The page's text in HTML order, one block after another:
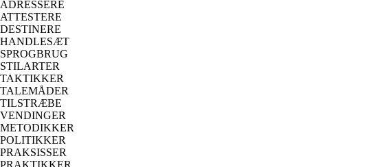
ADRESSERE
ATTESTERE
DESTINERE
HANDLESÆT
SPROGBRUG
STILARTER
TAKTIKKER
TALEMÅDER
TILSTRÆBE
VENDINGER
METODIKKER
POLITIKKER
PRAKSISSER
PRAKTIKKER